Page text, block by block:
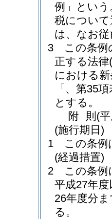
例」という
税につい
は、なお
3
この条例
正する法律
における
「、第35
とする。
附 則 (
(施行期日)
1
この条例
(経過措置)
2
この条例
平成27年
26年度分
る。